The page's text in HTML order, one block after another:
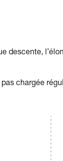
descente,
chargée